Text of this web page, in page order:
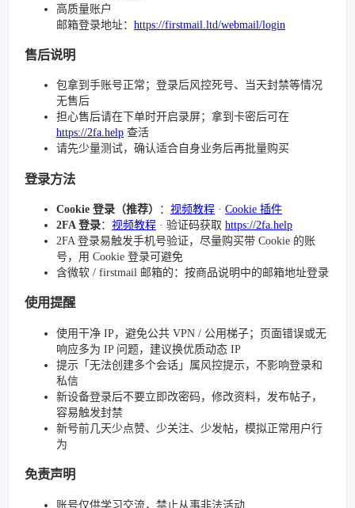
高质量账户
邮箱登录地址： https://firstmail.ltd/webmail/login
售后说明
包拿到手账号正常；登录后风控死号、当天封禁等情况
无售后
担心售后请在下单时开启录屏；拿到卡密后可在
https://2fa.help 查活
请先少量测试，确认适合自身业务后再批量购买
登录方法
Cookie 登录（推荐） ： 视频教程 · Cookie 插件
2FA 登录： 视频教程 · 验证码获取 https://2fa.help
2FA 登录易触发手机号验证，尽量购买带 Cookie 的账
号，用 Cookie 登录可避免
含微软 / firstmail 邮箱的：按商品说明中的邮箱地址登录
使用提醒
使用干净 IP，避免公共 VPN / 公用梯子；页面错误或无
响应多为 IP 问题，建议换优质动态 IP
提示「无法创建多个会话」属风控提示，不影响登录和
私信
新设备登录后不要立即改密码，修改资料，发布帖子，
容易触发封禁
新号前几天少点赞、少关注、少发帖，模拟正常用户行
为
免责声明
账号仅供学习交流，禁止从事非法活动